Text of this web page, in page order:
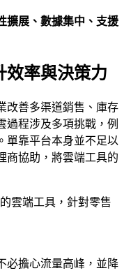
擴展、數據集中、支援
效率與決策力
改善多渠道銷售、庫存
過程涉及多項挑戰，例
單靠平台本身並不足以
商協助，將雲端工具的
雲端工具，針對零售
必擔心流量高峰，並降